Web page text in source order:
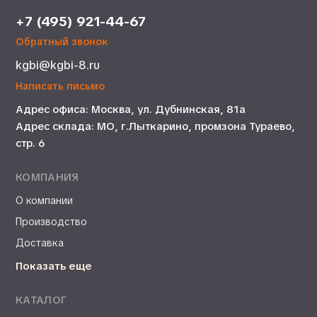
+7 (495) 921-44-67
Обратный звонок
kgbi@kgbi-8.ru
Написать письмо
Адрес офиса: Москва, ул. Дубнинская, 81а
Адрес склада: МО, г.Лыткарино, промзона Тураево,
стр. 6
КОМПАНИЯ
О компании
Производство
Доставка
Показать еще
КАТАЛОГ